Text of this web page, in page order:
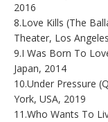
2016
8.Love Kills (The
Theater, Los
9.I Was Born To
Japan, 2014
10.Under Pressure
York, USA, 2019
11.Who Wants To